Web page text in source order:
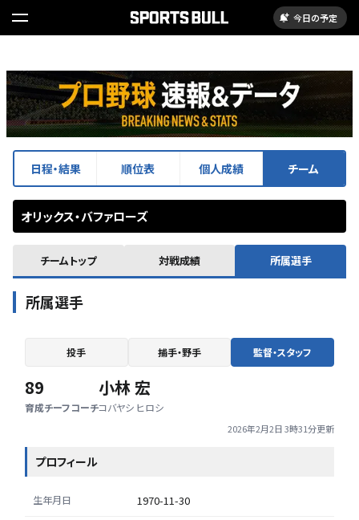
今日の予定
日程・結果 順位表 個人成績 チーム
オリックス・バファローズ
チームトップ 対戦成績 所属選手
所属選手
投手 捕手・野手 監督・スタッフ
89
育成チーフコーチ
小林 宏
コバヤシ ヒロシ
2026年2月2日 3時31分更新
プロフィール
生年月日 1970-11-30